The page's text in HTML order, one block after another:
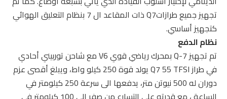
تجهيز جميع طرازاتQ7 ذات المقاعد ال 7 بنظام التعليق الهوائي
كتجهيز أساسي.
نظام الدفع
تم تجهيز Q-7 بمحرك رياضي قوي V6 مع شاحن توربيني أحادي
في طراز Q7 55 TFSI يولد قوة 250 كيلو واط، ويبلغ أقصى عزم
دوران له 500 نيوتن متر، يدفعها الى سرعة 250 كيلومتر في